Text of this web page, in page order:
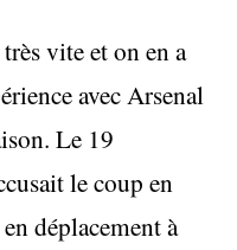
vite et on en a
avec Arsenal
Le 19
le coup en
déplacement à